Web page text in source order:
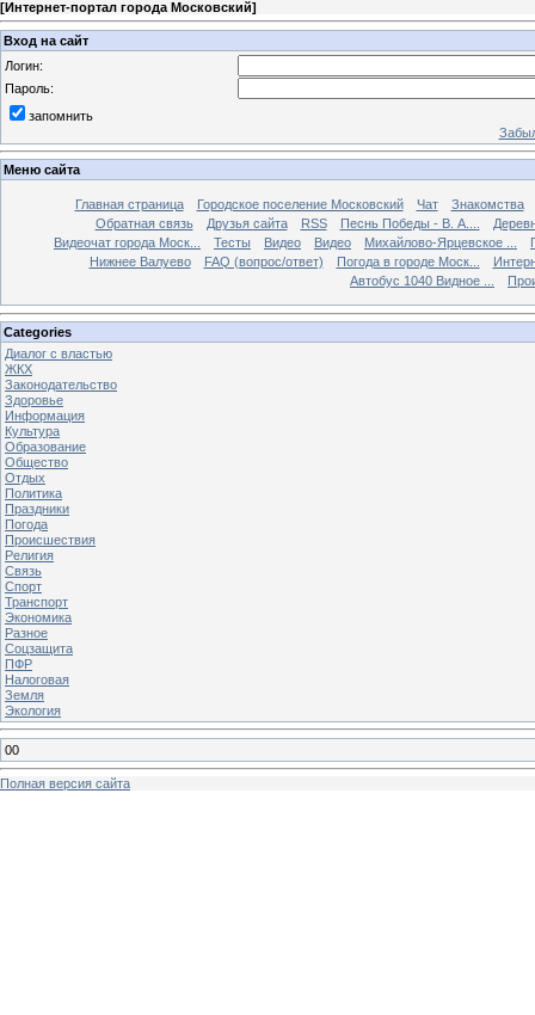
[Интернет-портал города Московский]
Вход на сайт
Логин:
Пароль:
запомнить
Меню сайта
Главная страница Городское поселение Московский Чат
Знакомства
Обратная связь
Друзья сайта RSS Песнь Победы - В. А....
Видеочат города Моск...
Тесты Видео Видео Михайлово-Ярцевское ...
Нижнее Валуево
FAQ (вопрос/ответ) Погода в городе Моск...
Автобус 1040 Видное ...
Categories
Диалог с властью
ЖКХ
Законодательство
Здоровье
Информация
Культура
Образование
Общество
Отдых
Политика
Праздники
Погода
Происшествия
Религия
Связь
Спорт
Транспорт
Экономика
Разное
Соцзащита
ПФР
Налоговая
Земля
Экология
00
Полная версия сайта